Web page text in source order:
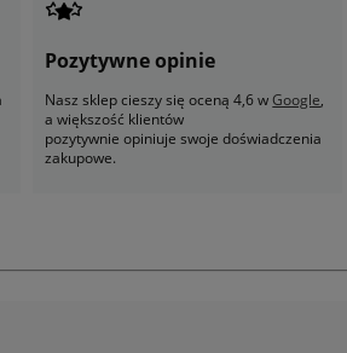
Pozytywne opinie
Nasz sklep cieszy się oceną 4,6 wGoogle,
a większość klientów
pozytywnie opiniuje swoje doświadczenia
zakupowe.